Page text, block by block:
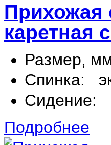
Прихожая
каретная
Размер,
Спинка:
Сидение:
Подробнее